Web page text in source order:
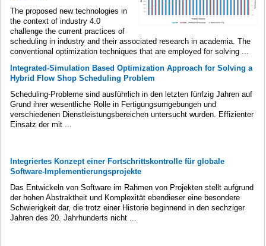
The proposed new technologies in
the context of industry 4.0
challenge the current practices of
scheduling in industry and their associated research in academia. The
conventional optimization techniques that are employed for solving ...
Integrated-Simulation Based Optimization Approach for Solving a
Hybrid Flow Shop Scheduling Problem
Scheduling-Probleme sind ausführlich in den letzten fünfzig Jahren auf
Grund ihrer wesentliche Rolle in Fertigungsumgebungen und
verschiedenen Dienstleistungsbereichen untersucht wurden. Effizienter
Einsatz der mit ...
Integriertes Konzept einer Fortschrittskontrolle für globale
Software-Implementierungsprojekte
Das Entwickeln von Software im Rahmen von Projekten stellt aufgrund
der hohen Abstraktheit und Komplexität ebendieser eine besondere
Schwierigkeit dar, die trotz einer Historie beginnend in den sechziger
Jahren des 20. Jahrhunderts nicht ...